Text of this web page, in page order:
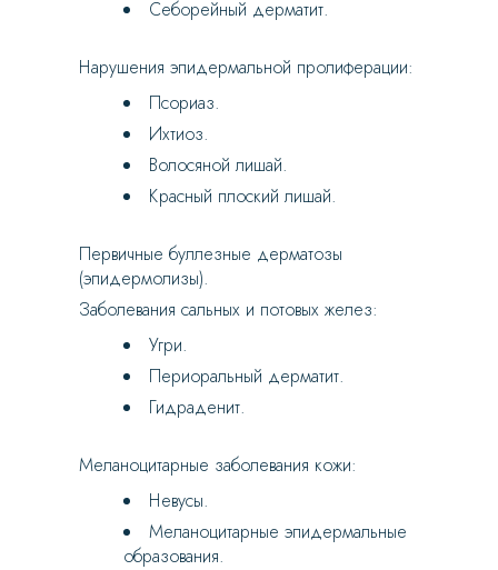
Себорейный дерматит.
Нарушения эпидермальной пролиферации:
Псориаз.
Ихтиоз.
Волосяной лишай.
Красный плоский лишай.
Первичные буллезные дерматозы
(эпидермолизы).
Заболевания сальных и потовых желез:
Угри.
Периоральный дерматит.
Гидраденит.
Меланоцитарные заболевания кожи:
Невусы.
Меланоцитарные эпидермальные
образования.